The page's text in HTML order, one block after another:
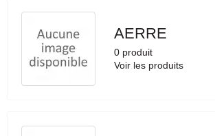
AERRE
0 produit
Voir les produits